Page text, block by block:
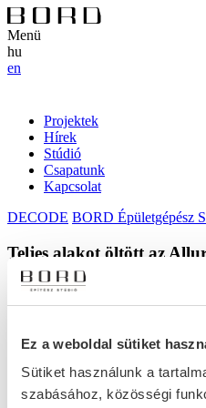
Ez a weboldal sütiket
Sütiket használunk a
szabásához, közösségi
Menü
hu
en
Projektek
Hírek
Stúdió
Csapatunk
Kapcsolat
DECODE BORD Épületgépész
Teljes alakot öltött az
április 10, 2019
A szerkezet
kirajzolódik a